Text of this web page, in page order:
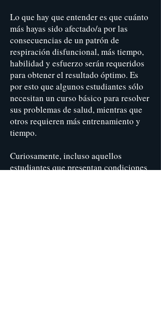
Lo que hay que entender es que cuánto
más hayas sido afectado/a por las
consecuencias de un patrón de
respiración disfuncional, más tiempo,
habilidad y esfuerzo serán requeridos
para obtener el resultado óptimo. Es
por esto que algunos estudiantes sólo
necesitan un curso básico para resolver
sus problemas de salud, mientras que
otros requieren más entrenamiento y
tiempo.
Curiosamente, incluso aquellos
estudiantes que presentan condiciones